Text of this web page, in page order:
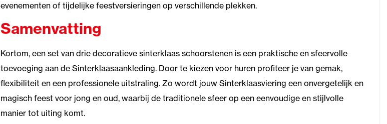
evenementen of tijdelijke feestversieringen op verschillende plekken.
Samenvatting
Kortom, een set van drie decoratieve sinterklaas schoorstenen is een praktische en sfeervolle
toevoeging aan de Sinterklaasaankleding. Door te kiezen voor huren profiteer je van gemak,
flexibiliteit en een professionele uitstraling. Zo wordt jouw Sinterklaasviering een onvergetelijk en
magisch feest voor jong en oud, waarbij de traditionele sfeer op een eenvoudige en stijlvolle
manier tot uiting komt.